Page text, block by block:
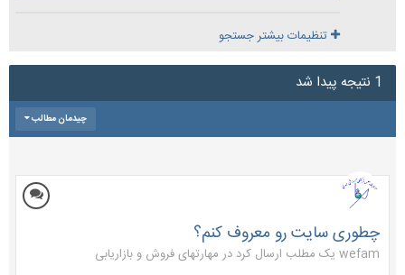
تنظیمات بیشتر جستجو
1 نتیجه پیدا شد
چیدمان مطالب
چطوری سایت رو معروف کنم؟
wefam یک مطلب ارسال کرد در
مهارتهای فروش و بازاریابی